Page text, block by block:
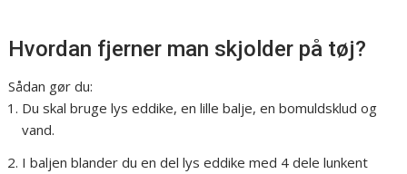
Hvordan fjerner man skjolder på tøj?
Sådan gør du:
Du skal bruge lys eddike, en lille balje, en bomuldsklud og
vand.
I baljen blander du en del lys eddike med 4 dele lunkent